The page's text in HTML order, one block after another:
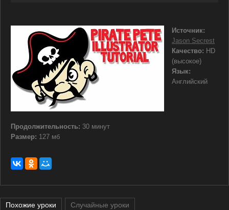
Источник:
Jason Secrest
Качество: HD
(высокое)
Язык:
Английский
Продолжительность: 30 минут
Размер: 127 мб
Похожие уроки Случайные уроки